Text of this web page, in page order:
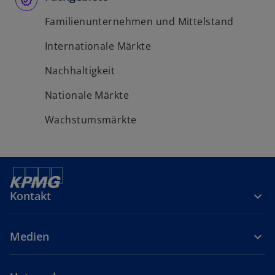
Familienunternehmen und Mittelstand
Internationale Märkte
Nachhaltigkeit
Nationale Märkte
Wachstumsmärkte
Kontakt
Medien